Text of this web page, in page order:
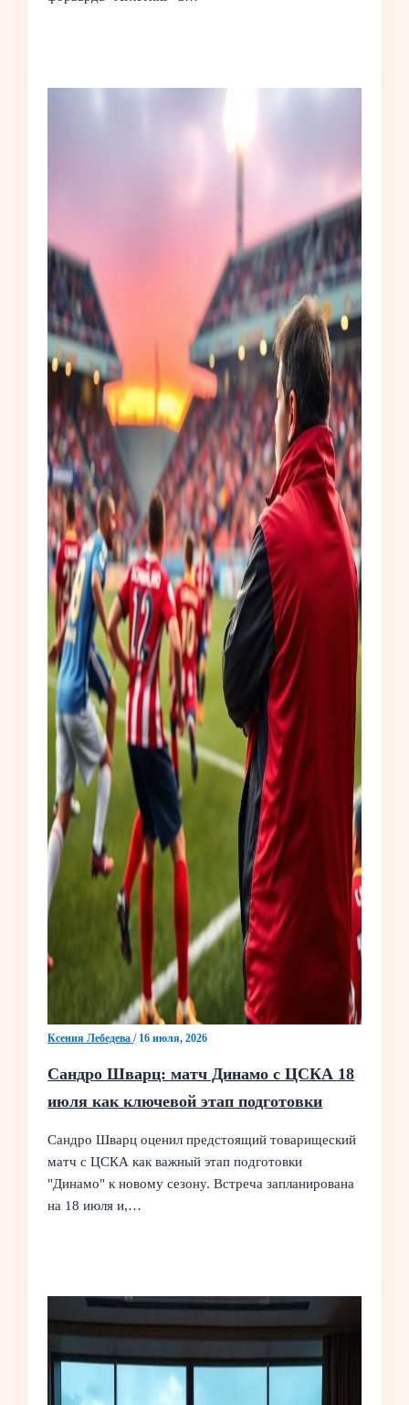
Ксения Лебедева/ 16 июля, 2026
Сандро Шварц: матч Динамо с ЦСКА 18
июля как ключевой этап подготовки
Сандро Шварц оценил предстоящий товарищеский
матч с ЦСКА как важный этап подготовки
"Динамо" к новому сезону. Встреча запланирована
на 18 июля и,…